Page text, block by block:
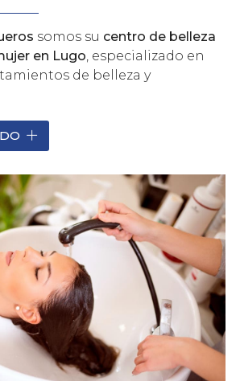
somos su centro de belleza
en Lugo , especializado en
de belleza y
andadura profesional en
comenzamos la actividad de
actualmente. Si está
en Lugo, no dude en
con nosotros para disfrutar